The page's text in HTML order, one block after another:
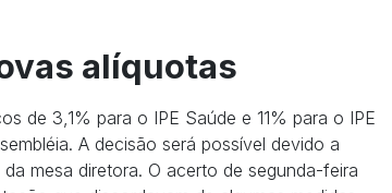
alíquotas
de 3,1% para o IPE Saúde e 11% para o IPE
A decisão será possível devido a
mesa diretora. O acerto de segunda-feira